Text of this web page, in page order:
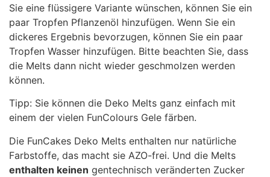
Sie eine flüssigere Variante wünschen, können Sie ein
paar Tropfen Pflanzenöl hinzufügen. Wenn Sie ein
dickeres Ergebnis bevorzugen, können Sie ein paar
Tropfen Wasser hinzufügen. Bitte beachten Sie, dass
die Melts dann nicht wieder geschmolzen werden
können.
Tipp: Sie können die Deko Melts ganz einfach mit
einem der vielen FunColours Gele färben.
Die FunCakes Deko Melts enthalten nur natürliche
Farbstoffe, das macht sie AZO-frei. Und die Melts
enthalten keinen gentechnisch veränderten Zucker